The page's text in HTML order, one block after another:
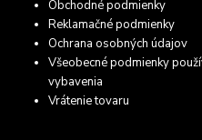
Obchodné podmienky
Reklamačné podmienky
Ochrana osobných údajov
Všeobecné podmienky
vybavenia
Vrátenie tovaru